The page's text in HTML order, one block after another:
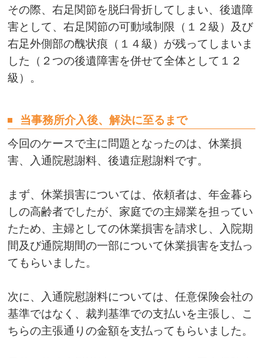
その際、右足関節を脱臼骨折してしまい、後遺障
害として、右足関節の可動域制限（１２級）及び
右足外側部の醜状痕（１４級）が残ってしまいま
した（２つの後遺障害を併せて全体として１２
級）。
当事務所介入後、解決に至るまで
今回のケースで主に問題となったのは、休業損
害、入通院慰謝料、後遺症慰謝料です。
まず、休業損害については、依頼者は、年金暮ら
しの高齢者でしたが、家庭での主婦業を担ってい
たため、主婦としての休業損害を請求し、入院期
間及び通院期間の一部について休業損害を支払っ
てもらいました。
次に、入通院慰謝料については、任意保険会社の
基準ではなく、裁判基準での支払いを主張し、こ
ちらの主張通りの金額を支払ってもらいました。